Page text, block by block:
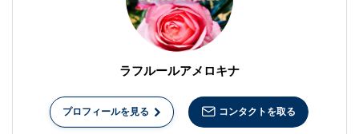
ラフルールアメロキナ
プロフィールを見る コンタクトを取る